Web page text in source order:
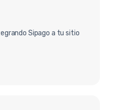
Sipago a tu sitio